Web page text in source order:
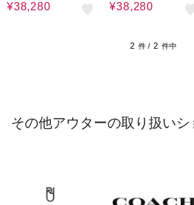
¥38,280 ¥38,280
2 件 / 2 件中
その他アウターの取り扱いシ